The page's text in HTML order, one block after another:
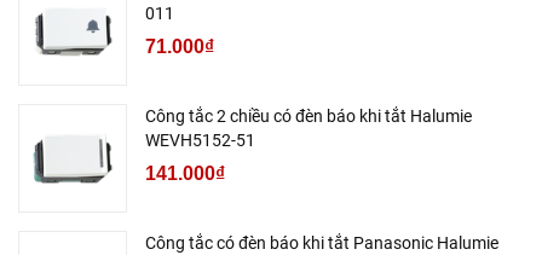
011
71.000₫
Công tắc 2 chiều có đèn báo khi tắt Halumie
WEVH5152-51
141.000₫
Công tắc có đèn báo khi tắt Panasonic Halumie